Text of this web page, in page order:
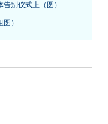
别仪式上（图）
）